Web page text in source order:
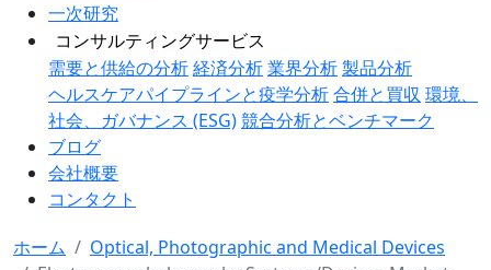
一次研究
コンサルティングサービス
需要と供給の分析経済分析業界分析製品分析
ヘルスケアパイプラインと疫学分析合併と買収 環境、
社会、ガバナンス (ESG)競合分析とベンチマーク
ブログ
会社概要
コンタクト
ホーム
Optical, Photographic and Medical Devices